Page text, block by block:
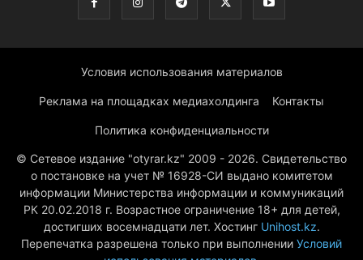
Условия использования материалов
Реклама на площадках медиахолдинга Контакты
Политика конфиденциальности
© Сетевое издание "otyrar.kz" 2009 - 2026. Свидетельство
о постановке на учет № 16928-СИ выдано комитетом
информации Министерства информации и коммуникаций
РК 20.02.2018 г. Возрастное ограничение 18+ для детей,
достигших восемнадцати лет. Хостинг Unihost.kz.
Перепечатка разрешена только при выполнении Условий